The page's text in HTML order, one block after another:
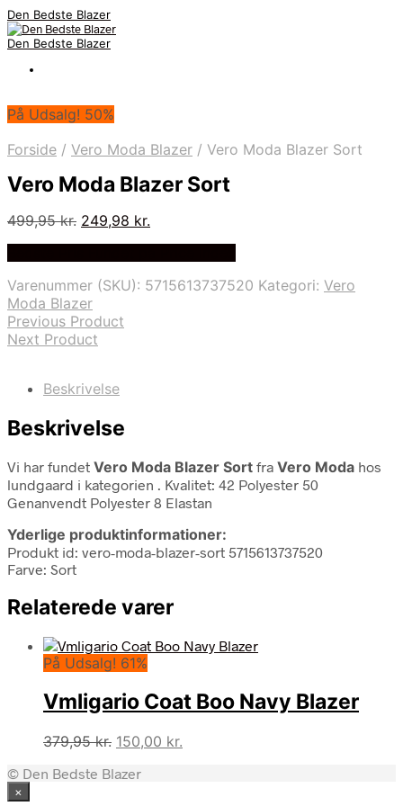
Den Bedste Blazer
Den Bedste Blazer
På Udsalg! 50%
Forside / Vero Moda Blazer / Vero Moda Blazer Sort
Vero Moda Blazer Sort
499,95kr. Den
499,95 kr..
249,98 kr.
249,98 kr..
Varenummer (SKU): 5715613737520 Kategori: Vero
Moda Blazer
Previous Product
Next Product
Beskrivelse
Beskrivelse
Vi har fundet Vero Moda Blazer Sort fra Vero Moda hos
lundgaard i kategorien . Kvalitet: 42 Polyester 50
Genanvendt Polyester 8 Elastan
Yderlige produktinformationer:
Produkt id: vero-moda-blazer-sort 5715613737520
Farve: Sort
Relaterede varer
På Udsalg! 61%
Vmligario Coat Boo Navy Blazer
379,95kr. Den
pris
150,00 kr.
© Den Bedste Blazer
×